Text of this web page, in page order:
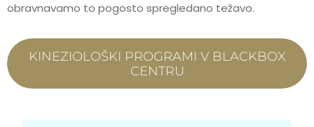
obravnavamo to pogosto spregledano težavo.
KINEZIOLOŠKI PROGRAMI V BLACKBOX
CENTRU